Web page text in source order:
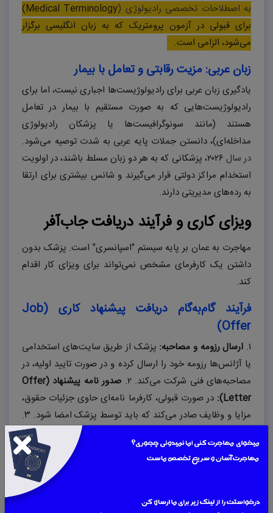
به اصطلاحات تخصصی رادیولوژی (
Medical Terminology)
برای قبولی در آزمون پرومتریک که به زبان انگلیسی برگزار
می‌شود، الزامی است.
زبان عربی: مزیت رقابتی و تعامل با بیمار
یادگیری زبان عربی برای رادیولوژیست‌ها اجباری نیست، اما برای
رادیولوژیست‌هایی که به صورت مستقیم با بیمار در تعامل
هستند (مانند سونوگرافیست‌ها یا پزشکان رادیولوژی
مداخله‌ای)، دانستن جملات پایه عربی به شدت توصیه می‌شود.
در سال ۲۰۲۶، پزشکانی که به هر دو زبان مسلط باشند، در اولویت
استخدام مراکز دولتی قرار می‌گیرند و شانس بیشتری برای ارتقا
به رده‌های مدیریتی دارند.
ویزای کاری و فرآیند دریافت جاب‌آفر
مهاجرت به عمان بر پایه سیستم "اسپانسری" است. پزشک بدون
داشتن یک کارفرمای مشخص نمی‌تواند برای ویزای کار اقدام
کند.
فرآیند گام‌به‌گام دریافت پیشنهاد کاری (Job
Offer
)
۱. ارسال رزومه و مصاحبه: پزشک از طریق سایت‌های استخدامی
یا آژانس‌ها رزومه خود را ارسال کرده و در صورت تایید اولیه، در
مصاحبه‌های فنی شرکت می‌کند. ۲. صدور نامه پیشنهاد (Offer
Letter
): در صورت قبولی، کارفرما نامه‌ای حاوی جزئیات حقوق،
مزایا و وظایف صادر می‌کند که باید توسط پزشک امضا شود. ۳.
کارفرما مدارک پزشک را برای دریافت تاییدیه
نهایی به بورد تخصص‌های پزشکی عمان ارسال می‌کند. ۴.
درخواست ویزا:پس از دریافت تاییدیه‌های پزشکی و امنیتی،
کارفرما برای صدور ویزای کار در پلیس سلطنتی عمان (ROP
)
اقدام می‌کند.